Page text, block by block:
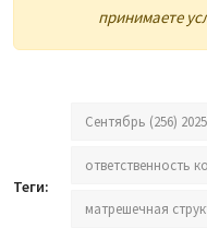
принимаете
Теги:
Сентябрь (256) 2025
ответственность
матрешечная